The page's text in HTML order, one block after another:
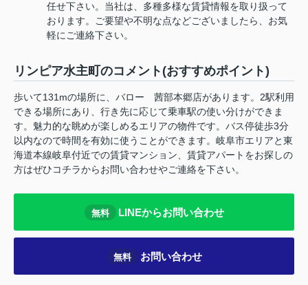
任せ下さい。当社は、多種多様な賃貸情報を取り扱って
おります。ご要望や不明な点などございましたら、お気
軽にご連絡下さい。
リンピア水主町のコメント(おすすめポイント)
歩いて131mの場所に、バロー 茜部本郷店があります。2駅利用
できる場所にあり、行き先に応じて乗車駅の使い分けができま
す。魅力的な眺めが楽しめるエリアの物件です。バス停徒歩3分
以内なので時間を有効に使うことができます。岐阜市エリアと東
海道本線岐阜付近での賃貸マンション、賃貸アパートをお探しの
方はぜひコチラからお問い合わせやご連絡を下さい。
無料 LINEからお問い合わせ
無料 お問い合わせ